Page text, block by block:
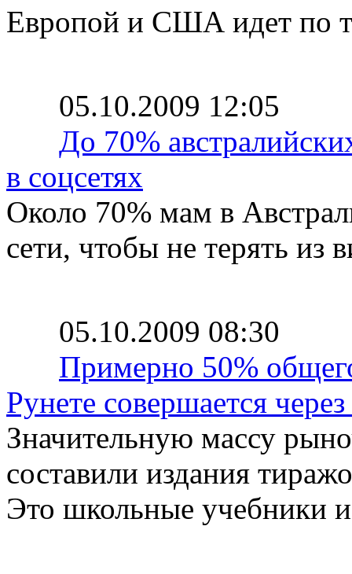
Европой и США идет по
05.10.2009 12:05
До 70%
в соцсетях
Около 70% мам в
сети, чтобы не терять из
05.10.2009 08:30
Примерно 50%
Рунете совершается
Значительную массу
составили издания
Это школьные учебники и